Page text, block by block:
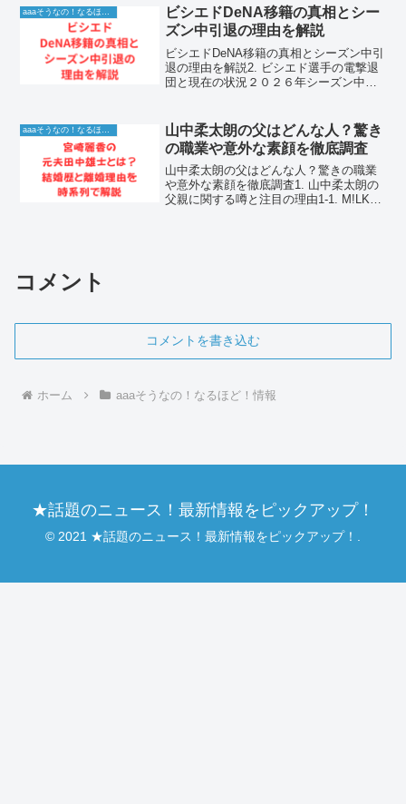
は若くして高く評価され、ドラマやCM、
アーティスト...
aaaそうなの！なるほど！情報
ビシエドDeNA移籍の真相とシー
ズン中引退の理由を解説
ビシエドDeNA移籍の真相とシーズン中引
退の理由を解説2. ビシエド選手の電撃退
団と現在の状況２０２６年シーズン中、
球界に大きな衝撃が走りました。チーム
の主軸として打線...
山中柔太朗の父はどんな人？驚き
の職業や意外な素顔を徹底調査
山中柔太朗の父はどんな人？驚きの職業
や意外な素顔を徹底調査1. 山中柔太朗の
父親に関する噂と注目の理由1-1. M!LKの
コメント
コメントを書き込む
ホーム aaaそうなの！なるほど！情報
★話題のニュース！最新情報をピックアップ！
© 2021 ★話題のニュース！最新情報をピックアップ！.